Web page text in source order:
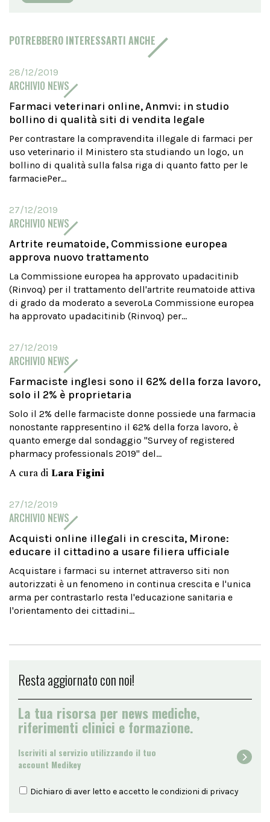
POTREBBERO INTERESSARTI ANCHE
28/12/2019
ARCHIVIO NEWS
Farmaci veterinari online, Anmvi: in studio
bollino di qualità siti di vendita legale
Per contrastare la compravendita illegale di farmaci per
uso veterinario il Ministero sta studiando un logo, un
bollino di qualità sulla falsa riga di quanto fatto per le
farmaciePer...
27/12/2019
ARCHIVIO NEWS
Artrite reumatoide, Commissione europea
approva nuovo trattamento
La Commissione europea ha approvato upadacitinib
(Rinvoq) per il trattamento dell'artrite reumatoide attiva
di grado da moderato a severoLa Commissione europea
ha approvato upadacitinib (Rinvoq) per...
27/12/2019
ARCHIVIO NEWS
Farmaciste inglesi sono il 62% della forza lavoro,
solo il 2% è proprietaria
Solo il 2% delle farmaciste donne possiede una farmacia
nonostante rappresentino il 62% della forza lavoro, è
quanto emerge dal sondaggio "Survey of registered
pharmacy professionals 2019" del...
A cura di Lara Figini
27/12/2019
ARCHIVIO NEWS
Acquisti online illegali in crescita, Mirone:
educare il cittadino a usare filiera ufficiale
Acquistare i farmaci su internet attraverso siti non
autorizzati è un fenomeno in continua crescita e l'unica
arma per contrastarlo resta l'educazione sanitaria e
l'orientamento dei cittadini...
Resta aggiornato con noi!
La tua risorsa per news mediche,
riferimenti clinici e formazione.
Iscriviti al servizio utilizzando il tuo
account Medikey
Dichiaro di aver letto e accetto le condizioni di privacy